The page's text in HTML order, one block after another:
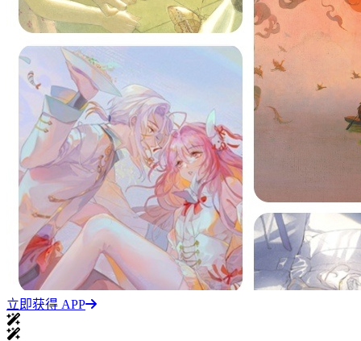
立即获得 APP